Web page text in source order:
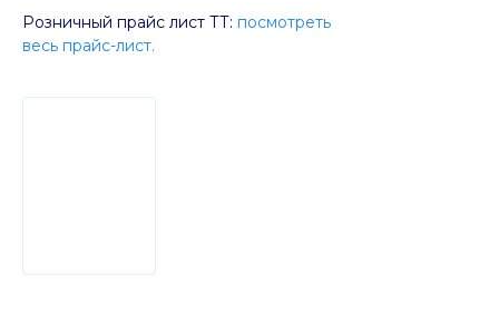
Розничный прайс лист ТТ: посмотреть
весь прайс-лист.